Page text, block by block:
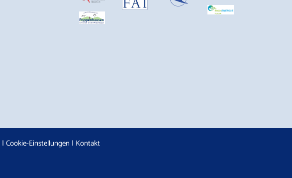
| Cookie-Einstellungen | Kontakt